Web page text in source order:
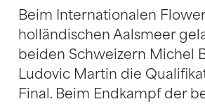
Beim Internationalen
holländischen Aalsmeer
beiden Schweizern Michel
Ludovic Martin die
Final. Beim Endkampf der